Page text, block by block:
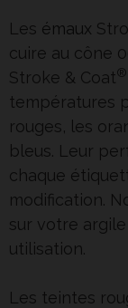
Les émaux
cuire au cône
Stroke & Coat®
températures
rouges, les
bleus. Leur
chaque
modification.
sur votre
utilisation.
Les teintes